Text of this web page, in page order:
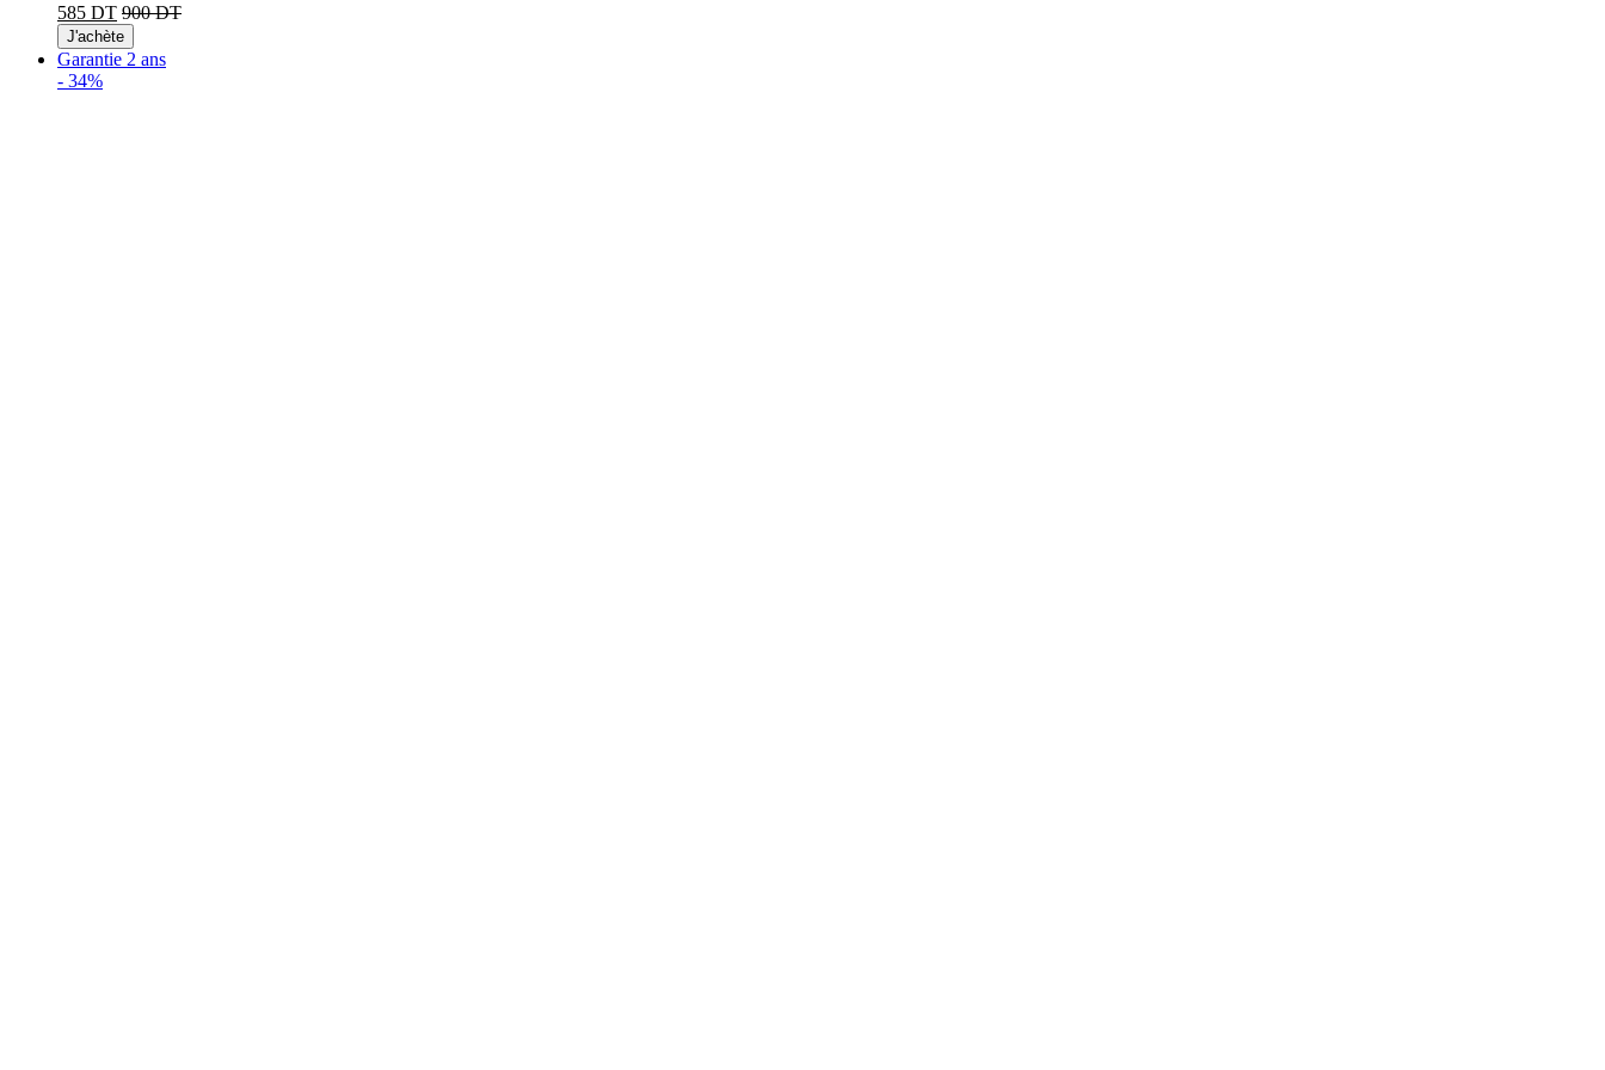
585 DT 900 DT
J'achète
Garantie 2 ans
- 34%